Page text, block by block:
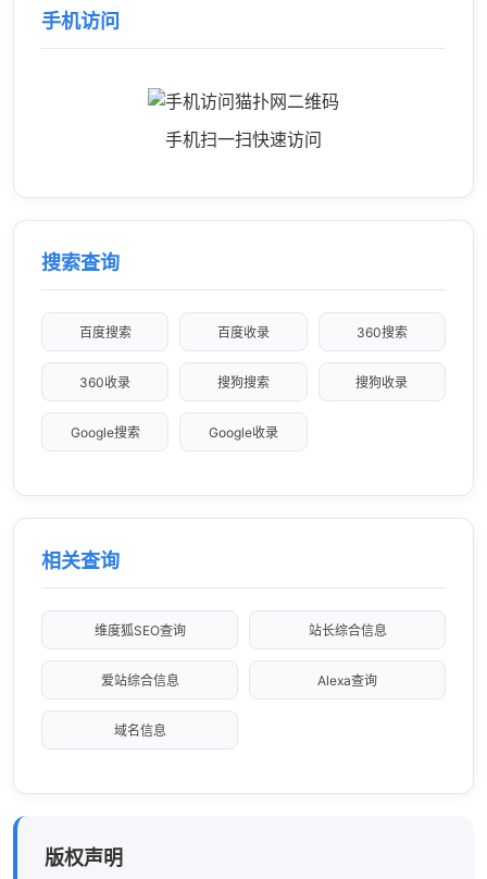
手机访问
手机扫一扫快速访问
搜索查询
百度搜索 百度收录 360搜索
360收录 搜狗搜索 搜狗收录
Google搜索 Google收录
相关查询
维度狐SEO查询 站长综合信息
爱站综合信息 Alexa查询
域名信息
版权声明